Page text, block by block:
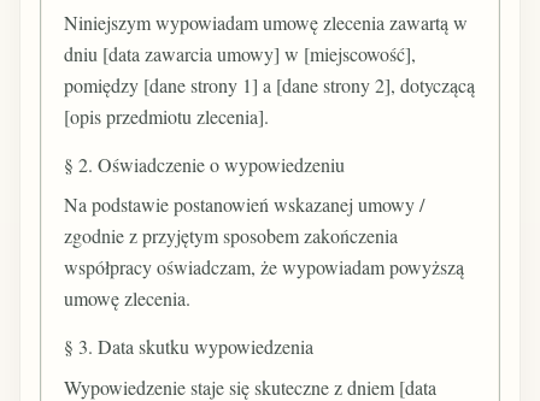
Niniejszym wypowiadam umowę zlecenia zawartą w
dniu [data zawarcia umowy] w [miejscowość],
pomiędzy [dane strony 1] a [dane strony 2], dotyczącą
[opis przedmiotu zlecenia].
§ 2. Oświadczenie o wypowiedzeniu
Na podstawie postanowień wskazanej umowy /
zgodnie z przyjętym sposobem zakończenia
współpracy oświadczam, że wypowiadam powyższą
umowę zlecenia.
§ 3. Data skutku wypowiedzenia
Wypowiedzenie staje się skuteczne z dniem [data